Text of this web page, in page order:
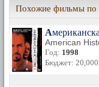
Похожие фильмы по
American
Год: 1998
Бюджет: